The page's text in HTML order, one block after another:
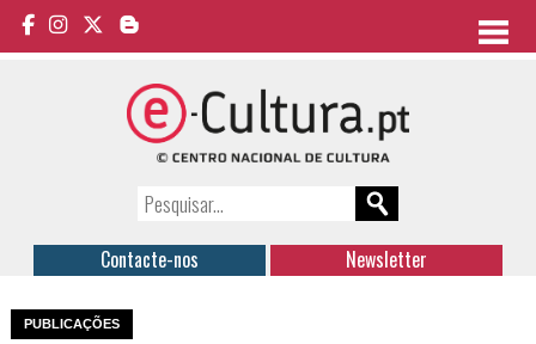
Contacte-nos Newsletter
PUBLICAÇÕES